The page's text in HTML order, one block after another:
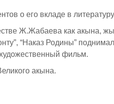
о его вкладе в
Ж.Жабаева как акына,
“Наказ Родины”
фильм.
акына.